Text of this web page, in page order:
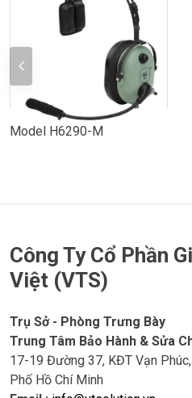
Model H6290-M
Công Ty Cổ Phần
Việt (VTS)
Trụ Sở - Phòng Trưng Bày
Trung Tâm Bảo Hành & Sửa
17-19 Đường 37, KĐT Vạn
Phố Hồ Chí Minh